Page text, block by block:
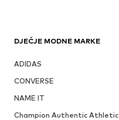
DJEČJE MODNE MARKE
ADIDAS
CONVERSE
NAME IT
Champion Authentic Athletic